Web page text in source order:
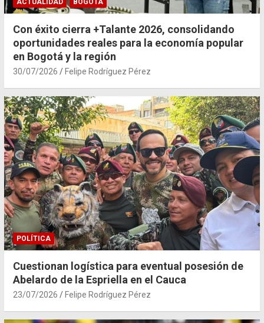
ACTUALIDAD BOGOTÁ
Con éxito cierra +Talante 2026, consolidando
oportunidades reales para la economía popular
en Bogotá y la región
30/07/2026 Felipe Rodríguez Pérez
POLÍTICA
Cuestionan logística para eventual posesión de
Abelardo de la Espriella en el Cauca
23/07/2026 Felipe Rodríguez Pérez